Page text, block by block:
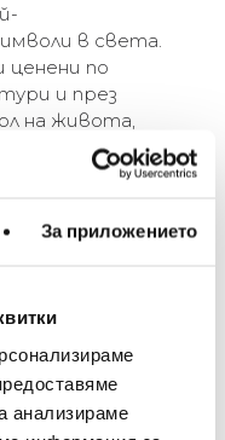
За приложението
анализираме
в света.
ценени по
и през
на живота,
както и
съм в
се
сок от нар.
аромат –
вълшебен
МЕБЕЛИ ЗА ДОМА И
ЗА МАСАТА
ТЕКСТИЛ ЗА ДОМА
BACCARAT
TOM DIXON